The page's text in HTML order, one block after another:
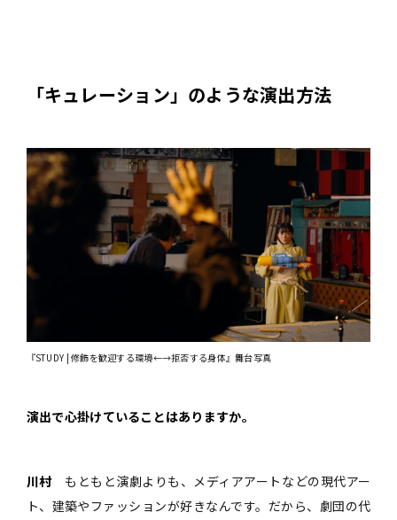
「キュレーション」のような演出方法
『STUDY | 修飾を歓迎する環境←→拒否する身体』舞台写真
――演出で心掛けていることはありますか。
川村 もともと演劇よりも、メディアアートなどの現代アー
ト、建築やファッションが好きなんです。だから、劇団の代